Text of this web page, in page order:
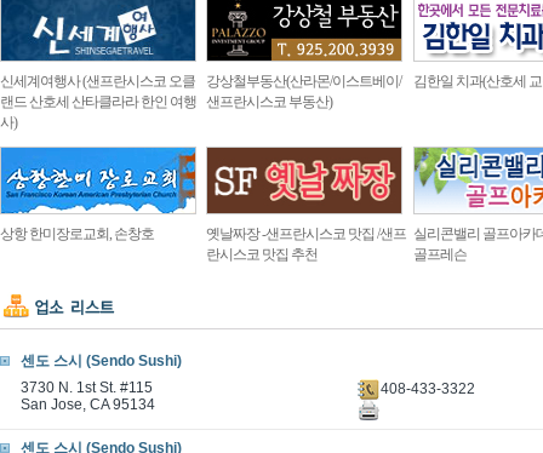
신세계여행사 (샌프란시스코 오클
랜드 산호세 산타클라라 한인 여행
사)
강상철부동산(산라몬/이스트베이/
샌프란시스코 부동산)
김한일 치과(산호세
상항 한미장로교회, 손창호
옛날짜장 -샌프란시스코 맛집 /샌프
란시스코 맛집 추천
실리콘밸리 골프아카
골프레슨
센도 스시 (Sendo Sushi)
3730 N. 1st St. #115
San Jose, CA 95134
408-433-3322
센도 스시 (Sendo Sushi)